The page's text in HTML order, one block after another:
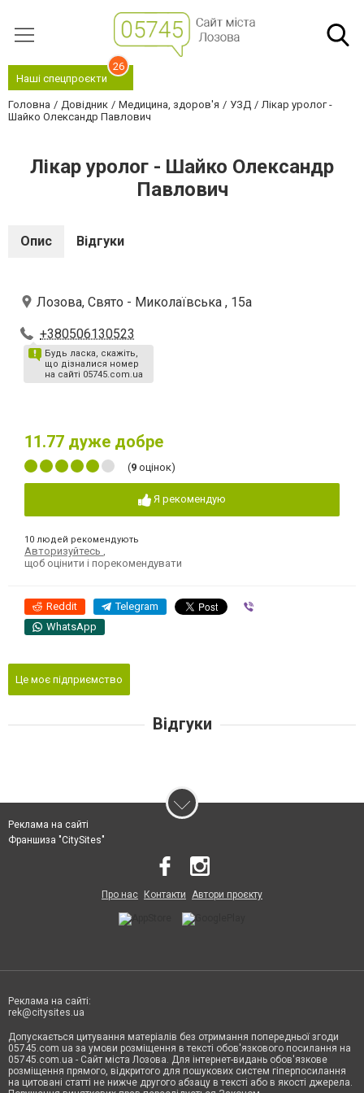
Наші спецпроєкти
26
Головна Довідник Медицина, здоров'я УЗД
Лікар уролог -
Шайко Олександр Павлович
Лікар уролог - Шайко Олександр
Павлович
Опис Відгуки
Лозова, Свято - Миколаївська , 15а
+380506130523
Будь ласка, скажіть,
що дізналися номер
на сайті 05745.com.ua
11.77 дуже добре
(9 оцінок)
Я рекомендую
10 людей рекомендують
Авторизуйтесь
щоб оцінити і порекомендувати
Reddit Telegram
WhatsApp
Це моє підприємство
Відгуки
Реклама на сайті
Франшиза "CitySites"
Про нас Контакти Автори проєкту
Реклама на сайті:
rek@citysites.ua
Допускається цитування матеріалів без отримання попередньої згоди
05745.com.ua за умови розміщення в тексті обов'язкового посилання на
05745.com.ua - Сайт міста Лозова. Для інтернет-видань обов'язкове
розміщення прямого, відкритого для пошукових систем гіперпосилання
на цитовані статті не нижче другого абзацу в тексті або в якості джерела.